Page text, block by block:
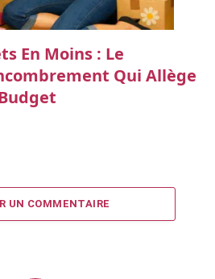
En Moins : Le
Qui Allège
UN COMMENTAIRE